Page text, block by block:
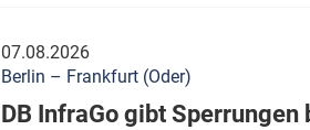
07.08.2026
Berlin – Frankfurt (Oder)
DB InfraGo gibt